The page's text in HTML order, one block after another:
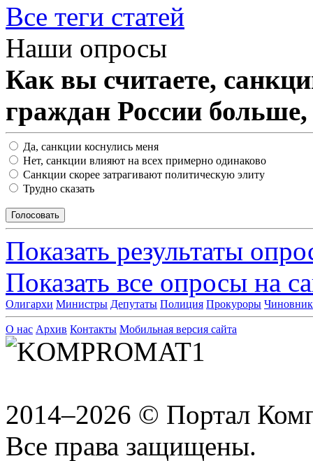
Все теги статей
Наши опросы
Как вы считаете,
граждан России
Да, санкции коснулись меня
Нет, санкции влияют на всех примерно одинаково
Санкции скорее затрагивают политическую элиту
Трудно сказать
Показать результаты
Показать все опросы на
Олигархи Министры Депутаты Полиция Прокуроры
О нас Архив Контакты Мобильная версия сайта
2014–2026 © Портал
Все права защищены.